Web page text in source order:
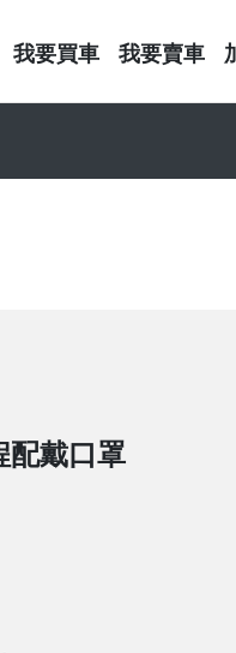
我要買車 我要賣車
配戴口罩